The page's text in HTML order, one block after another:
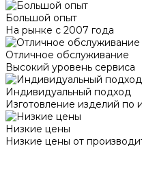
Большой опыт
На рынке с 2007 года
Отличное обслуживание
Высокий уровень сервиса
Индивидуальный подход
Изготовление изделий по
Низкие цены
Низкие цены от